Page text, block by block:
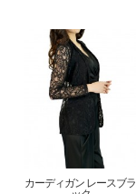
カーディガン レースブラ